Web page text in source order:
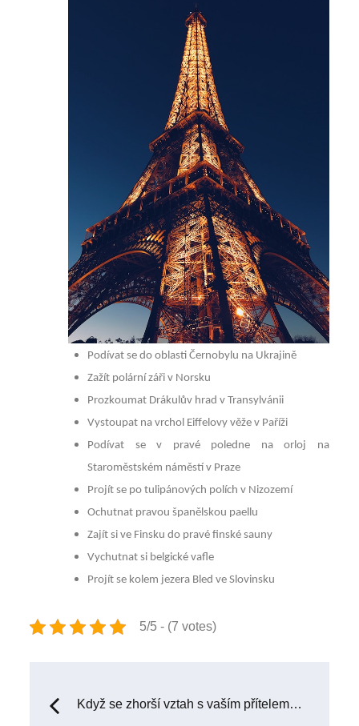
Podívat se do oblasti Černobylu na Ukrajině
Zažít polární záři v Norsku
Prozkoumat Drákulův hrad v Transylvánii
Vystoupat na vrchol Eiffelovy věže v Paříži
Podívat se v pravé poledne na orloj na
Staroměstském náměstí v Praze
Projít se po tulipánových polích v Nizozemí
Ochutnat pravou španělskou paellu
Zajít si ve Finsku do pravé finské sauny
Vychutnat si belgické vafle
Projít se kolem jezera Bled ve Slovinsku
5/5 - (7 votes)
Navigace
Když se zhorší vztah s vaším přítelem…